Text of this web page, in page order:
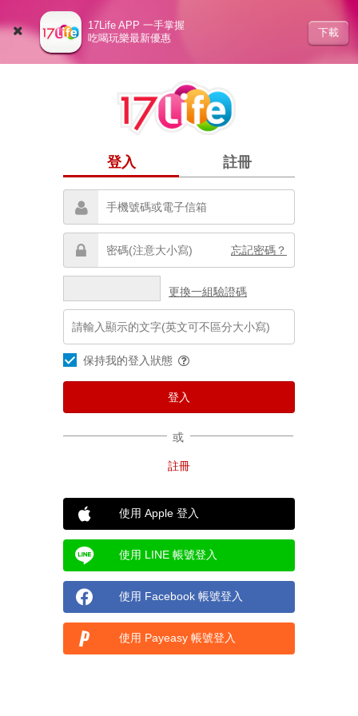
17Life APP 一手掌握
吃喝玩樂最新優惠
下載
登入 註冊
忘記密碼？
更換一組驗證碼
保持我的登入狀態
或
使用 Apple 登入
使用 LINE 帳號登入
使用 Facebook 帳號登入
使用 Payeasy 帳號登入